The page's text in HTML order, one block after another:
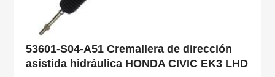
53601-S04-A51 Cremallera de dirección
asistida hidráulica HONDA CIVIC EK3 LHD